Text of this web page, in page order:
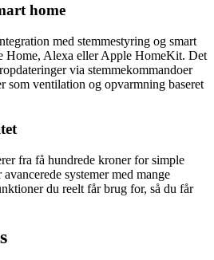
home
med stemmestyring og smart
Home, Alexa eller Apple HomeKit. Det
via stemmekommandoer
som ventilation og opvarmning baseret
fra få hundrede kroner for simple
systemer med mange
du reelt får brug for, så du får